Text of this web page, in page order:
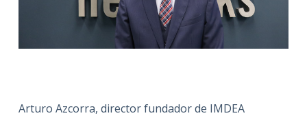
Arturo Azcorra, director fundador de IMDEA